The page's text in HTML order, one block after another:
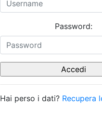
Password:
Hai perso i dati? Recupera